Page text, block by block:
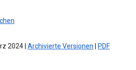
2024 | Archivierte Versionen
PDF